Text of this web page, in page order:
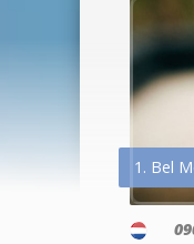
1. Bel